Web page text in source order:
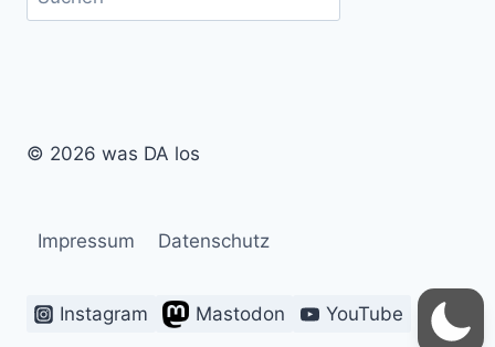
© 2026 was DA los
Impressum Datenschutz
Instagram Mastodon YouTube